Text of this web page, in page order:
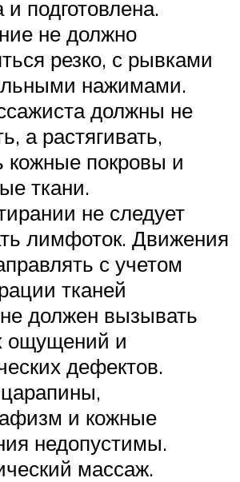
подготовлена.
не должно
резко, с рывками
нажимами.
должны не
а растягивать,
кожные покровы и
ткани.
не следует
лимфоток. Движения
с учетом
тканей
должен вызывать
ощущений и
дефектов.
и кожные
недопустимы.
массаж.